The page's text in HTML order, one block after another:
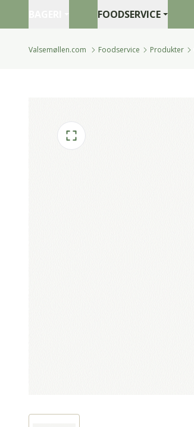
FOODSERVICE
Valsemøllen.com Foodservice Produkter